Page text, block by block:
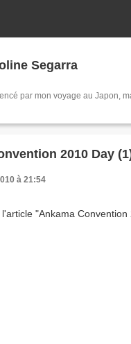
Segarra
par mon voyage au Japon,
2010 Day
à 21:54